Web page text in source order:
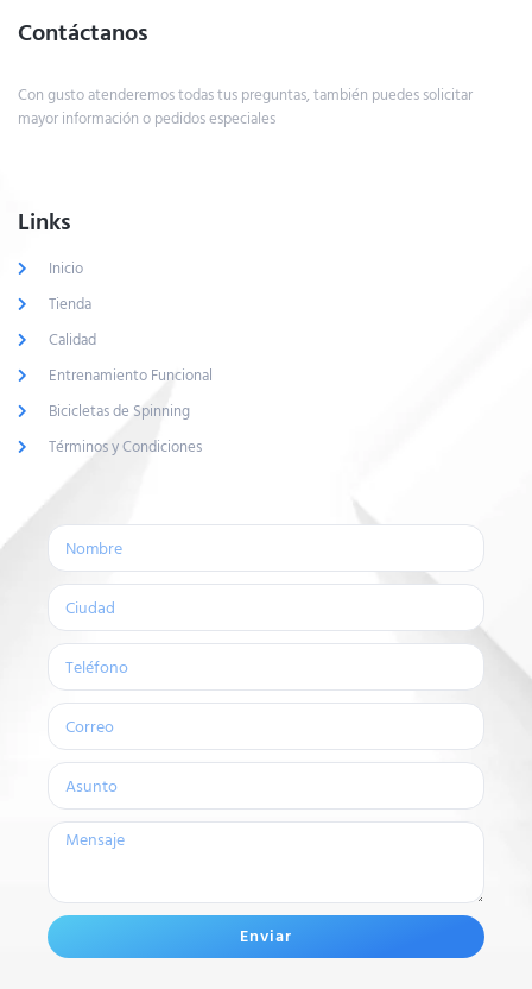
Contáctanos
Con gusto atenderemos todas tus preguntas, también puedes solicitar
mayor información o pedidos especiales
Links
Inicio
Tienda
Calidad
Entrenamiento Funcional
Bicicletas de Spinning
Términos y Condiciones
Enviar